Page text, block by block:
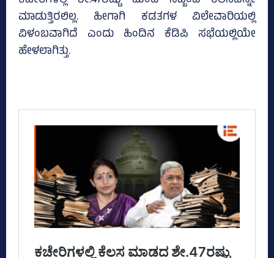
ಮಾಡುತ್ತಿರಲಿಲ್ಲ. ಹೀಗಾಗಿ ಕಡತಗಳ ವಿಲೇವಾರಿಯಲ್ಲಿ
ವಿಳಂಬವಾಗಿದೆ ಎಂದು ಹಿಂದಿನ ಕೆಡಿಪಿ ಸಭೆಯಲ್ಲಿಯೇ
ಹೇಳಲಾಗಿತ್ತು.